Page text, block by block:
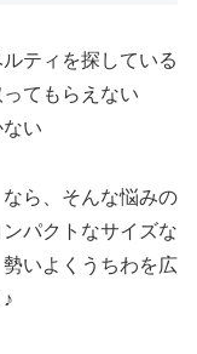
ティを探している
てもらえない
い
なら、そんな悩みの
パクトなサイズな
いよくうちわを広